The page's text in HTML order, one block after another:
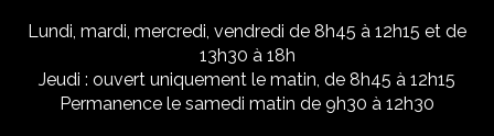
Lundi, mardi, mercredi, vendredi de 8h45 à 12h15 et de
13h30 à 18h
Jeudi : ouvert uniquement le matin, de 8h45 à 12h15
Permanence le samedi matin de 9h30 à 12h30